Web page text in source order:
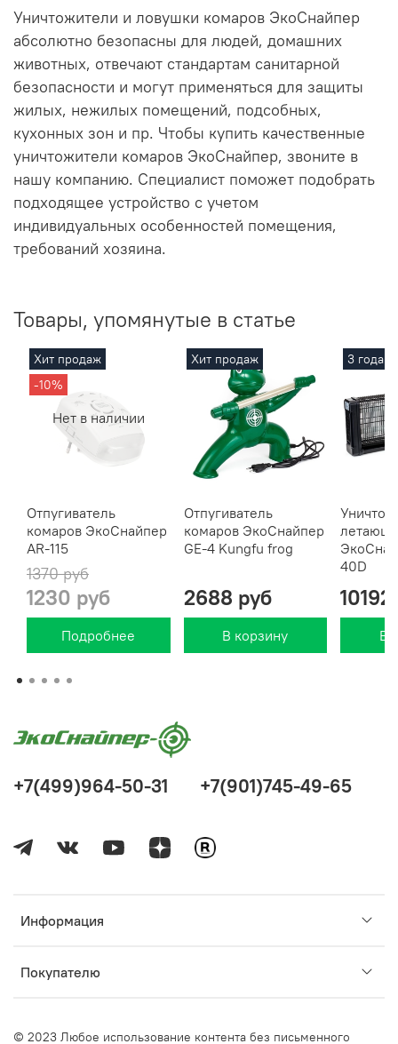
Уничтожители и ловушки комаров ЭкоСнайпер
абсолютно безопасны для людей, домашних
животных, отвечают стандартам санитарной
безопасности и могут применяться для защиты
жилых, нежилых помещений, подсобных,
кухонных зон и пр. Чтобы купить качественные
уничтожители комаров ЭкоСнайпер, звоните в
нашу компанию. Специалист поможет подобрать
подходящее устройство с учетом
индивидуальных особенностей помещения,
требований хозяина.
Товары, упомянутые в статье
Нет в наличии
Хит продаж
-10%
Отпугиватель
комаров ЭкоСнайпер
AR-115
1370 руб
1230 руб
Подробнее
Хит продаж
Отпугиватель
комаров ЭкоСнайпер
GE-4 Kungfu frog
2688 руб
В корзину
3 года
40D
В
Информация
Покупателю
+7(499)964-50-31 +7(901)745-49-65
© 2023 Любое использование контента без письменного